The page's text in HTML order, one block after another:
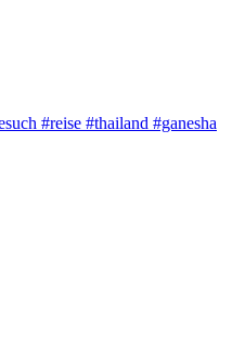
#reise #thailand #ganesha